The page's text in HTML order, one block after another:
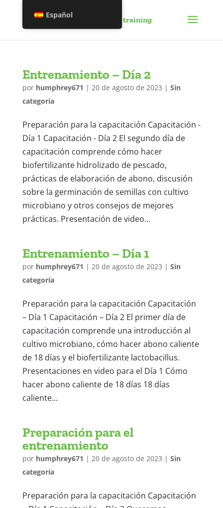
Entrenamiento – Día 2
por humphrey671 | 20 de agosto de 2023 | Sin
categoría
Preparación para la capacitación Capacitación -
Día 1 Capacitación - Día 2 El segundo día de
capacitación comprende cómo hacer
biofertilizante hidrolizado de pescado,
prácticas de elaboración de abono, discusión
sobre la germinación de semillas con cultivo
microbiano y otros consejos de mejores
prácticas. Presentación de video...
Entrenamiento – Día 1
por humphrey671 | 20 de agosto de 2023 | Sin
categoría
Preparación para la capacitación Capacitación
– Día 1 Capacitación – Día 2 El primer día de
capacitación comprende una introducción al
cultivo microbiano, cómo hacer abono caliente
de 18 días y el biofertilizante lactobacillus.
Presentaciones en video para el Día 1 Cómo
hacer abono caliente de 18 días 18 días
caliente...
Preparación para el
entrenamiento
por humphrey671 | 20 de agosto de 2023 | Sin
categoría
Preparación para la capacitación Capacitación
Español